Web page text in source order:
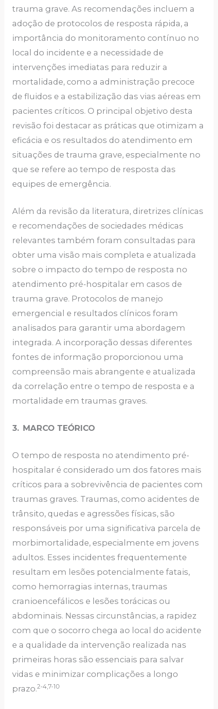
trauma grave. As recomendações incluem a
adoção de protocolos de resposta rápida, a
importância do monitoramento contínuo no
local do incidente e a necessidade de
intervenções imediatas para reduzir a
mortalidade, como a administração precoce
de fluidos e a estabilização das vias aéreas em
pacientes críticos. O principal objetivo desta
revisão foi destacar as práticas que otimizam a
eficácia e os resultados do atendimento em
situações de trauma grave, especialmente no
que se refere ao tempo de resposta das
equipes de emergência.
Além da revisão da literatura, diretrizes clínicas
e recomendações de sociedades médicas
relevantes também foram consultadas para
obter uma visão mais completa e atualizada
sobre o impacto do tempo de resposta no
atendimento pré-hospitalar em casos de
trauma grave. Protocolos de manejo
emergencial e resultados clínicos foram
analisados para garantir uma abordagem
integrada. A incorporação dessas diferentes
fontes de informação proporcionou uma
compreensão mais abrangente e atualizada
da correlação entre o tempo de resposta e a
mortalidade em traumas graves.
3. MARCO TEÓRICO
O tempo de resposta no atendimento pré-
hospitalar é considerado um dos fatores mais
críticos para a sobrevivência de pacientes com
traumas graves. Traumas, como acidentes de
trânsito, quedas e agressões físicas, são
responsáveis por uma significativa parcela de
morbimortalidade, especialmente em jovens
adultos. Esses incidentes frequentemente
resultam em lesões potencialmente fatais,
como hemorragias internas, traumas
cranioencefálicos e lesões torácicas ou
abdominais. Nessas circunstâncias, a rapidez
com que o socorro chega ao local do acidente
e a qualidade da intervenção realizada nas
primeiras horas são essenciais para salvar
vidas e minimizar complicações a longo
prazo.2-4,7-10